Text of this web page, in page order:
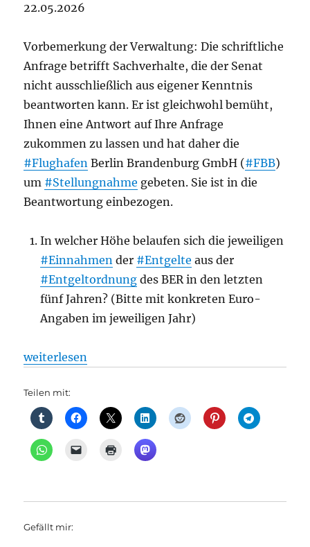
22.05.2026
Vorbemerkung der Verwaltung: Die schriftliche
Anfrage betrifft Sachverhalte, die der Senat
nicht ausschließlich aus eigener Kenntnis
beantworten kann. Er ist gleichwohl bemüht,
Ihnen eine Antwort auf Ihre Anfrage
zukommen zu lassen und hat daher die
#Flughafen Berlin Brandenburg GmbH (#FBB)
um #Stellungnahme gebeten. Sie ist in die
Beantwortung einbezogen.
In welcher Höhe belaufen sich die jeweiligen
#Einnahmen der #Entgelte aus der
#Entgeltordnung des BER in den letzten
fünf Jahren? (Bitte mit konkreten Euro-
Angaben im jeweiligen Jahr)
„Schallschutzentgelt, aus Senat“
weiterlesen
Teilen mit:
Gefällt mir: